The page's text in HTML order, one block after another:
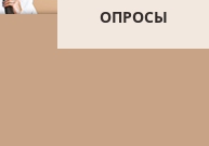
ОПРОСЫ